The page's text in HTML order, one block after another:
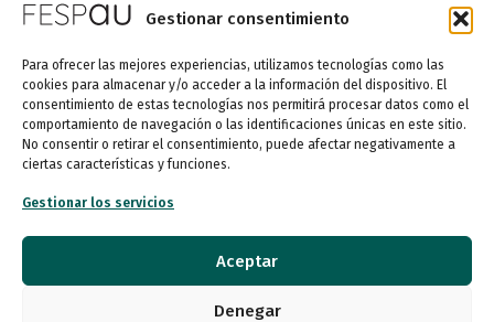
Gestionar consentimiento
Para ofrecer las mejores experiencias, utilizamos tecnologías como las
cookies para almacenar y/o acceder a la información del dispositivo. El
consentimiento de estas tecnologías nos permitirá procesar datos como el
comportamiento de navegación o las identificaciones únicas en este sitio.
No consentir o retirar el consentimiento, puede afectar negativamente a
ciertas características y funciones.
Gestionar los servicios
Aceptar
Denegar
Quiénes somos
Entidades
Autismo
Recursos